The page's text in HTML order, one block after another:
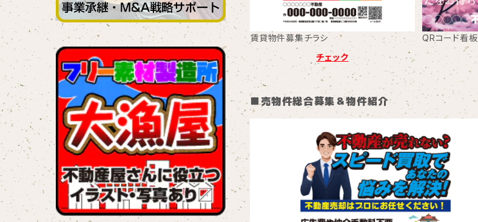
賃貸物件募集チラシ
チェック
QRコード看板
■売物件総合募集＆物件紹介